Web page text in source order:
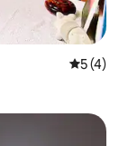
5 (4)